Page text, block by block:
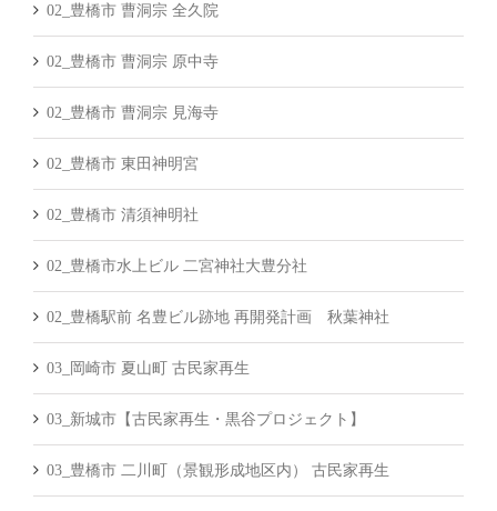
02_豊橋市 曹洞宗 全久院
02_豊橋市 曹洞宗 原中寺
02_豊橋市 曹洞宗 見海寺
02_豊橋市 東田神明宮
02_豊橋市 清須神明社
02_豊橋市水上ビル 二宮神社大豊分社
02_豊橋駅前 名豊ビル跡地 再開発計画 秋葉神社
03_岡崎市 夏山町 古民家再生
03_新城市【古民家再生・黒谷プロジェクト】
03_豊橋市 二川町（景観形成地区内） 古民家再生